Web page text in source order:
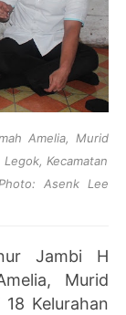
Amelia, Murid
Kecamatan
Asenk Lee
Jambi H
Murid
Kelurahan